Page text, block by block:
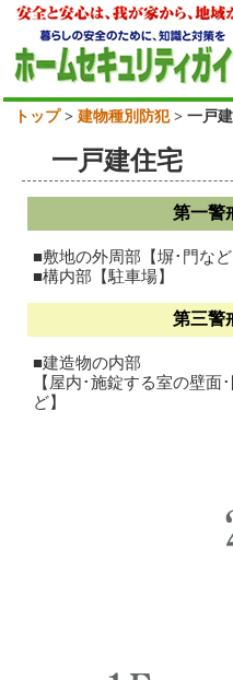
トップ> 建物種別防犯> 一戸
一戸建住宅
第一警
■敷地の外周部【塀･門など
■構内部【駐車場】
第三警
■建造物の内部
【屋内･施錠する室の壁面
ど】